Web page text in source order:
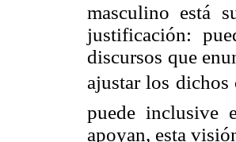
masculino está
justificación:
discursos que
ajustar los
puede inclusive
apoyan, esta